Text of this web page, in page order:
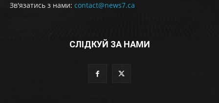
Зв'язатись з нами: contact@news7.ca
СЛІДКУЙ ЗА НАМИ